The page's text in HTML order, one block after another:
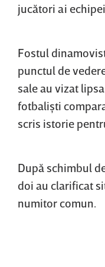
jucători ai echipei.
Fostul
punctul de
sale au vizat
fotbalişti
scris istorie
După schimbul
doi au clarificat
numitor comun.